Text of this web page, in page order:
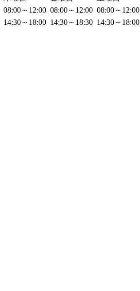
08:00～12:00 08:00～12:00 08:00～12:00
14:30～18:00 14:30～18:30 14:30～18:00